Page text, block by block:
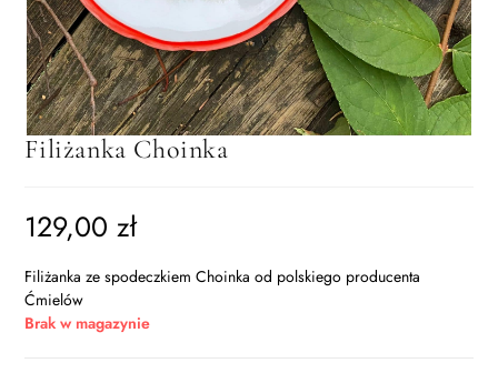
Filiżanka Choinka
129,00zł
Filiżanka ze spodeczkiem Choinka od polskiego producenta
Ćmielów
Brak w magazynie